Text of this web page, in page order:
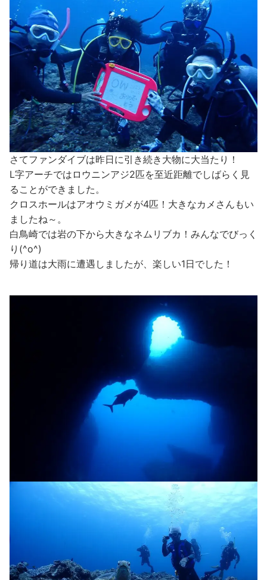
さてファンダイブは昨日に引き続き大物に大当たり！
L字アーチではロウニンアジ2匹を至近距離でしばらく見
ることができました。
クロスホールはアオウミガメが4匹！大きなカメさんもい
ましたね～。
白鳥崎では岩の下から大きなネムリブカ！みんなでびっく
り(^o^)
帰り道は大雨に遭遇しましたが、楽しい1日でした！